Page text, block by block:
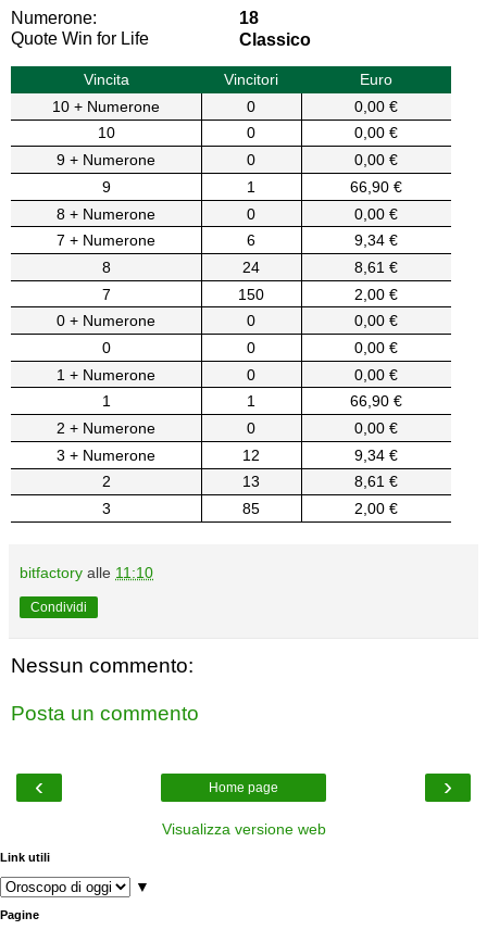
Numerone:
18
Quote Win for Life
Classico
Vincita Vincitori
Euro
10 + Numerone
0
0,00 €
10
0
0,00 €
9 + Numerone
0
0,00 €
9
1
66,90 €
8 + Numerone
0
0,00 €
7 + Numerone
6
9,34 €
8
24
8,61 €
7
150
2,00 €
0 + Numerone
0
0,00 €
0
0
0,00 €
1 + Numerone
0
0,00 €
1
1
66,90 €
2 + Numerone
0
0,00 €
3 + Numerone
12
9,34 €
2
13
8,61 €
3
85 2,00 €
bitfactory alle 11:10
Condividi
Nessun commento:
Posta un commento
‹ ›
Home page
Visualizza versione web
Link utili
▼
Pagine